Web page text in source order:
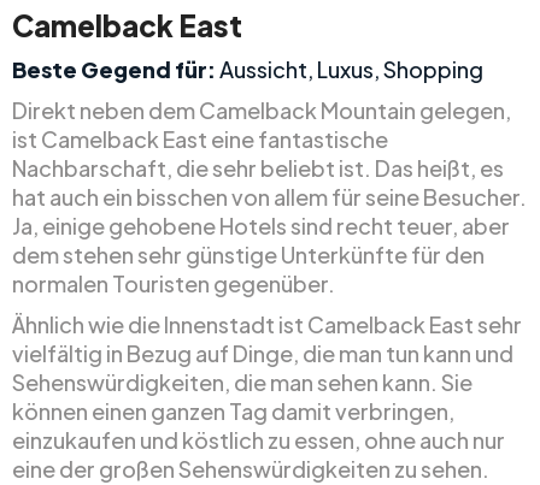
Camelback East
Beste Gegend für: Aussicht, Luxus, Shopping
Direkt neben dem Camelback Mountain gelegen,
ist Camelback East eine fantastische
Nachbarschaft, die sehr beliebt ist. Das heißt, es
hat auch ein bisschen von allem für seine Besucher.
Ja, einige gehobene Hotels sind recht teuer, aber
dem stehen sehr günstige Unterkünfte für den
normalen Touristen gegenüber.
Ähnlich wie die Innenstadt ist Camelback East sehr
vielfältig in Bezug auf Dinge, die man tun kann und
Sehenswürdigkeiten, die man sehen kann. Sie
können einen ganzen Tag damit verbringen,
einzukaufen und köstlich zu essen, ohne auch nur
eine der großen Sehenswürdigkeiten zu sehen.